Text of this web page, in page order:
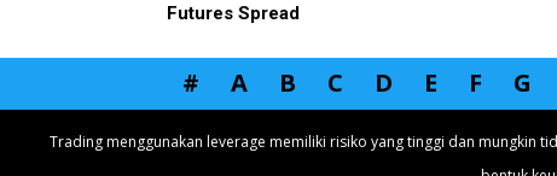
Futures Spread
# A B C D E F G
Trading menggunakan leverage memiliki risiko yang tinggi dan mungkin